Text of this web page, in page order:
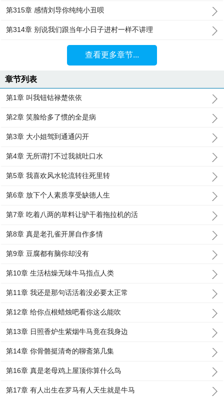
第315章 感情刘导你纯纯小丑呗
第314章 别说我们跟当年小日子进村一样不讲理
查看更多章节...
章节列表
第1章 叫我钮钴禄楚依依
第2章 笑脸给多了惯的全是病
第3章 大小姐驾到通通闪开
第4章 无所谓打不过我就吐口水
第5章 我喜欢风水轮流转往死里转
第6章 放下个人素质享受缺德人生
第7章 吃着八两的草料让驴干着拖拉机的活
第8章 真是老孔雀开屏自作多情
第9章 豆腐都有脑你却没有
第10章 生活枯燥无味牛马指点人类
第11章 我还是那句话活着没必要太正常
第12章 给你点根蜡烛吧看你这么能吹
第13章 日照香炉生紫烟牛马竟在我身边
第14章 你骨骼挺清奇的聊斋第几集
第16章 真是老母鸡上屋顶你算什么鸟
第17章 有人出生在罗马有人天生就是牛马